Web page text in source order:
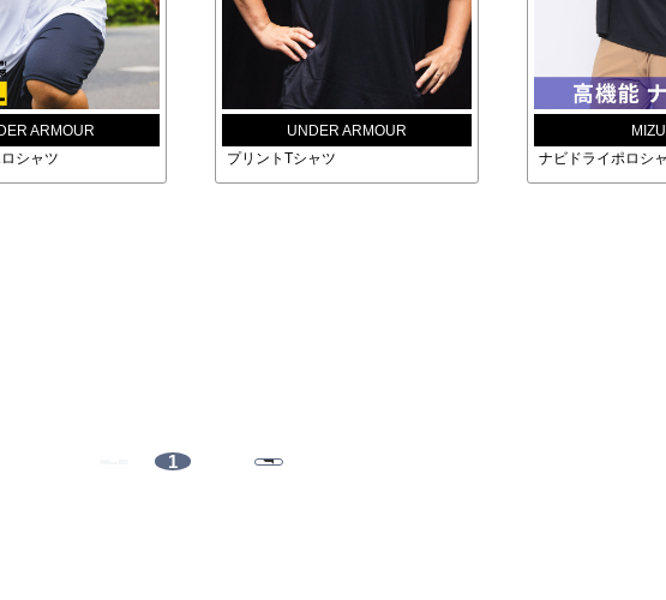
ARMOUR
シャツ
UNDER ARMOUR
プリントTシャツ
ナビドライポロシ
1